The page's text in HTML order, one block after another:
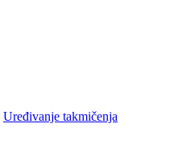
Uređivanje takmičenja